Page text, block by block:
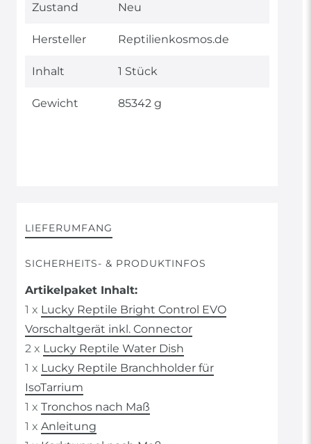
Technisches
Wert
Zustand Neu
Hersteller Reptilienkosmos.de
Inhalt 1 Stück
Gewicht 85342 g
LIEFERUMFANG
SICHERHEITS- & PRODUKTINFOS
Artikelpaket Inhalt:
1 x Lucky Reptile Bright Control EVO
Vorschaltgerät inkl. Connector
2 x Lucky Reptile Water Dish
1 x Lucky Reptile Branchholder für
IsoTarrium
1 x Tronchos nach Maß
1 x Anleitung